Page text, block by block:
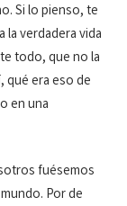
Si lo pienso, te
verdadera vida
todo, que no la
qué era eso de
en una
fuésemos
Por de